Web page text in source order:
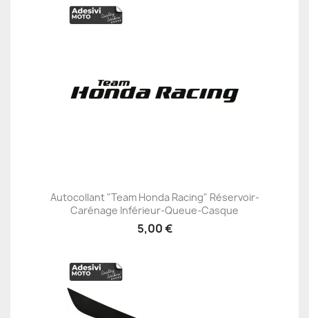
Autocollant "Team Honda Racing" Réservoir-
Carénage Inférieur-Queue-Casque
5,00 €